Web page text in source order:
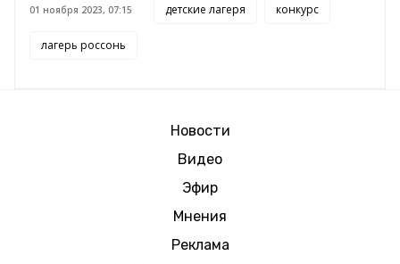
01 ноября 2023, 07:15 детские лагеря конкурс
лагерь россонь
Новости
Видео
Эфир
Мнения
Реклама